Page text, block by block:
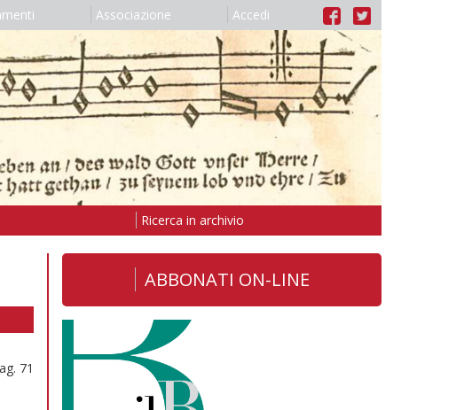
Associazione Accedi
Ricerca in archivio
71
ABBONATI ON-LINE